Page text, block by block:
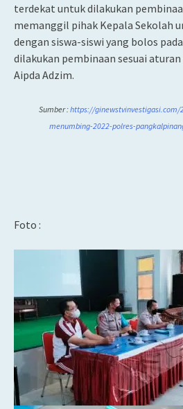
terdekat untuk dilakukan
memanggil pihak Kepala Sekolah
dengan siswa-siswi yang bolos
dilakukan pembinaan sesuai
Aipda Adzim.
Sumber :https://
menumbing-2022-polres-
Foto :